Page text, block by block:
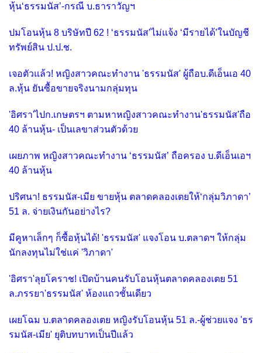
หุ้น‘ธรรมนัส’-กรณี บ.ธาราวัญฯ
ปมโอนหุ้น 8 บริษัทปี 62 ! ‘ธรรมนัส’ไม่แจ้ง ‘มีรายได้’ในบัญชี
ทรัพย์สิน ป.ป.ช.
เจอตัวแล้ว! หญิงสาวคณะทำงาน 'ธรรมนัส' ผู้ถือบ.ดีเอ็นเอ 40
ล.หุ้น ยันซื้อขายจริงนามกลุ่มทุน
'อิศรา'ไปก.เกษตรฯ ตามหาหญิงสาวคณะทำงาน'ธรรมนัส'ถือ
40 ล้านหุ้น- เป็นเลขาส่วนตัวด้วย
เผยภาพ หญิงสาวคณะทำงาน ‘ธรรมนัส’ ถือครอง บ.ดีเอ็นเอฯ
40 ล้านหุ้น
ปริศนา! ธรรมนัส-เมีย ขายหุ้น ตลาดคลองเตยให้‘กลุ่มวิภาดา’
51 ล. จ่ายเงินกันอย่างไร?
มีคูหาเล็กๆ ก็ซื้อหุ้นได้! 'ธรรมนัส' แจงโอน บ.ตลาดฯ ให้กลุ่ม
นักลงทุนไม่ใช่แค่ 'วิภาดา'
'อิศรา'ลุยโคราช! เปิดบ้านคนรับโอนหุ้นตลาดคลองเตย 51
ล.ภรรยา'ธรรมนัส' ห้องแถวชั้นเดียว
เผยโฉม บ.ตลาดคลองเตย หญิงรับโอนหุ้น 51 ล.-ผู้ช่วยแจง 'ธร
รมนัส-เมีย' ยุติบทบาทเป็นปีแล้ว